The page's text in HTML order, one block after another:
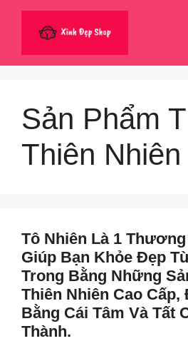
dung
Sản Phẩm
Thiên Nhiên
Tô Nhiên Là 1
Giúp Bạn Khỏe Đẹp
Trong Bằng Những
Thiên Nhiên Cao
Bằng Cái Tâm Và Tất
Thành.